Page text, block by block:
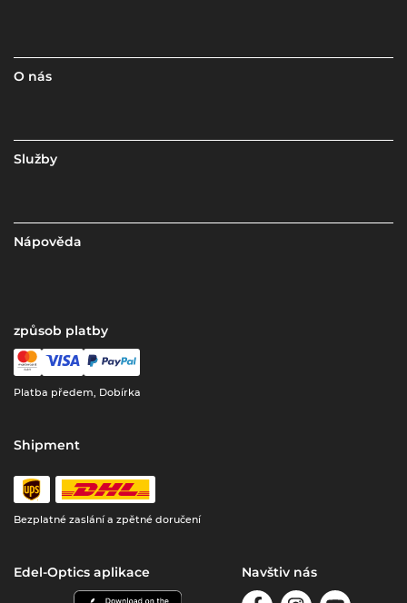
O nás
Služby
Nápověda
způsob platby
Platba předem, Dobírka
Shipment
Bezplatné zaslání a zpětné doručení
Edel-Optics aplikace Navštiv nás